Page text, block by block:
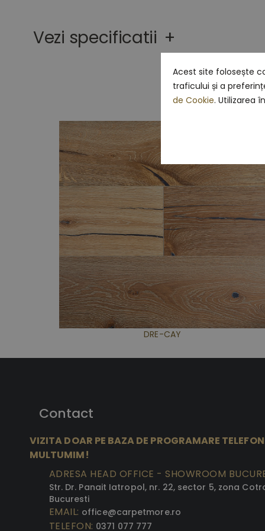
Acest site folosește
traficului și a
de Cookie. Utilizarea
of
the
Vezi specificatii +
DRE-CAY
Contact
VIZITA DOAR PE BAZA DE PROGRAMARE
MULTUMIM!
ADRESA HEAD OFFICE - SHOWROOM
Str. Dr. Panait Iatropol, nr. 22, sector 5, zona
Bucuresti
EMAIL: office@carpetmore.ro
TELEFON: 0371 077 777